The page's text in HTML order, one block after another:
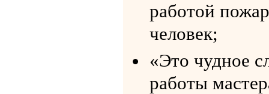
работой
человек;
«Это чудное
работы